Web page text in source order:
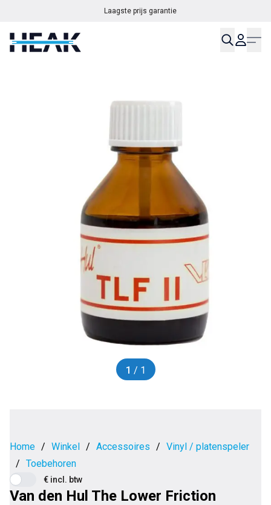
Laagste prijs garantie
1 / 1
Home / Winkel / Accessoires / Vinyl / platenspeler
/ Toebehoren
€ incl. btw
Van den Hul The Lower Friction